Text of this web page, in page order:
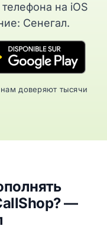
на iOS
Сенегал.
доверяют тысячи
—